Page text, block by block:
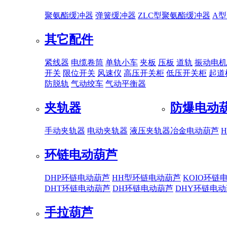
聚氨酯缓冲器 弹簧缓冲器 ZLC型聚氨酯缓冲器 A
其它配件
紧线器 电缆卷筒 单轨小车 夹板 压板 道轨 振动电机
开关 限位开关 风速仪 高压开关柜 低压开关柜 起道
防脱轨 气动绞车 气动平衡器
夹轨器
手动夹轨器 电动夹轨器 液压夹轨器
防爆电动
冶金电动葫芦
环链电动葫芦
DHP环链电动葫芦 HH型环链电动葫芦 KOIO环链
DHT环链电动葫芦 DH环链电动葫芦 DHY环链电
手拉葫芦